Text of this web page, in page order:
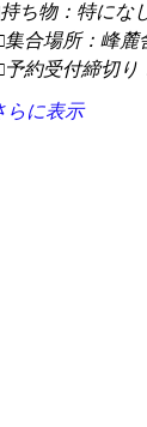
ち物：特にな
集合場所：峰麓
予約受付締切り
らに表示